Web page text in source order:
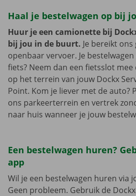
Haal je bestelwagen op bij
Huur je een camionette bij
bij jou in de buurt. Je bereikt
openbaar vervoer. Je
fiets? Neem dan een fietsslot
op het terrein van jouw Dockx
Point. Kom je liever met de auto?
ons parkeerterrein en vertrek
naar huis wanneer je jouw
Een bestelwagen huren?
app
Wil je een bestelwagen huren via
Geen probleem. Gebruik de